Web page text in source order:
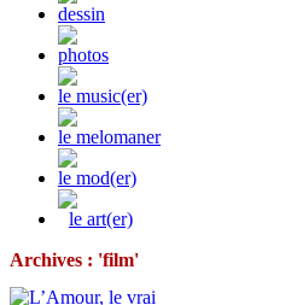
dessin
photos
le music(er)
le melomaner
le mod(er)
le art(er)
Archives : 'film'